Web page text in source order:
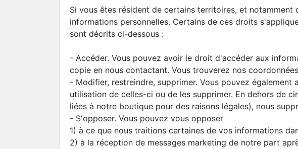
Si vous êtes résident de certains territoires, et
informations personnelles. Certains de ces droits
sont décrits ci-dessous :
- Accéder. Vous pouvez avoir le droit d'accéder aux
copie en nous contactant. Vous trouverez nos
- Modifier, restreindre, supprimer. Vous pouvez
utilisation de celles-ci ou de les supprimer. En dehors de
liées à notre boutique pour des raisons légales), nous
- S'opposer. Vous pouvez vous opposer
1) à ce que nous traitions certaines de vos informations
2) à la réception de messages marketing de notre part